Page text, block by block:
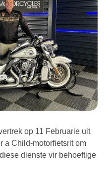
op 11 Februarie uit
a Child-motorfietsrit om
dienste vir behoeftige